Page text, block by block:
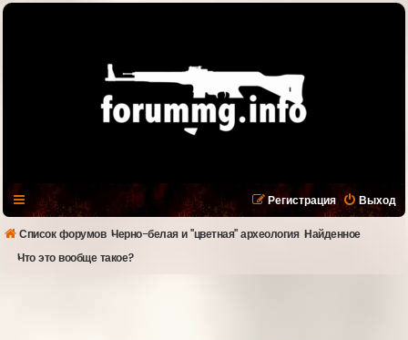
Выход
Регистрация
Список форумов Черно-белая и "цветная" археология Найденное
Что это вообще такое?